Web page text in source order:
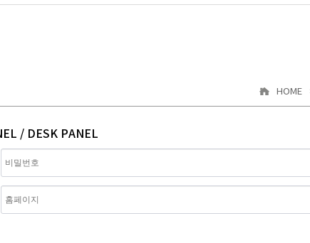
HOME
/ DESK PANEL